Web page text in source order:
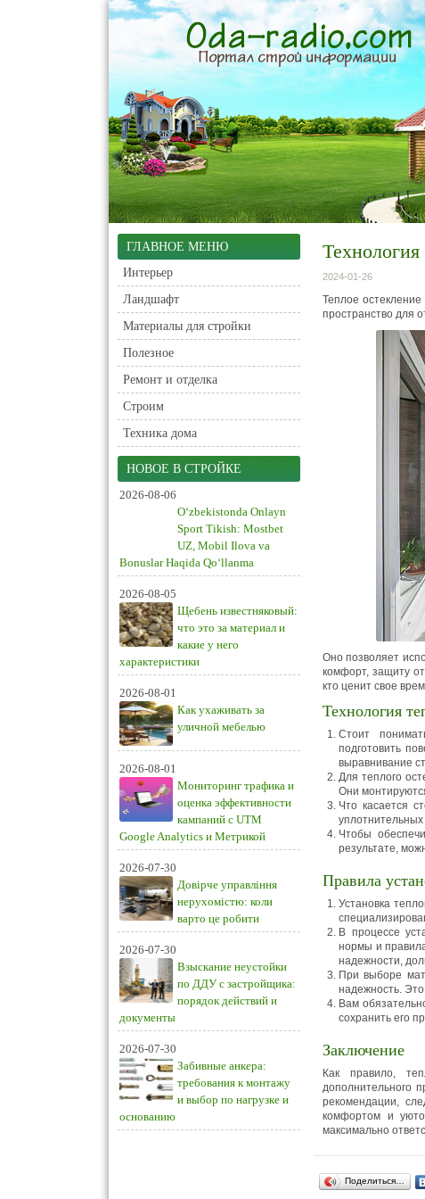
ГЛАВНОЕ МЕНЮ
Интерьер
Ландшафт
Материалы для стройки
Полезное
Ремонт и отделка
Строим
Техника дома
НОВОЕ В СТРОЙКЕ
2026-08-06
O‘zbekistonda Onlayn
Sport Tikish: Mostbet
UZ, Mobil Ilova va
Bonuslar Haqida Qo‘llanma
2026-08-05
Щебень известняковый:
что это за материал и
какие у него
характеристики
2026-08-01
Как ухаживать за
уличной мебелью
2026-08-01
Мониторинг трафика и
оценка эффективности
кампаний с UTM
Google Analytics и Метрикой
2026-07-30
Довірче управління
нерухомістю: коли
варто це робити
2026-07-30
Взыскание неустойки
по ДДУ с застройщика:
порядок действий и
документы
2026-07-30
Забивные анкера:
требования к монтажу
и выбор по нагрузке и
основанию
2024-01-26
Теплое
пространство для
Оно позволяет
комфорт, защиту
кто ценит свое
Технология
Стоит
подготовить
выравнивание
Для теплого
Они
Что касается
Чтобы
результате,
Правила
Установка
В процессе
нормы и
надежности,
При выборе
надежность.
Вам
сохранить его
Заключение
Как правило,
дополнительного
рекомендации,
комфортом и
максимально
Поделиться…